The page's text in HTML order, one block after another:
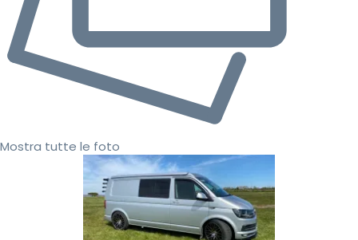
Mostra tutte le foto